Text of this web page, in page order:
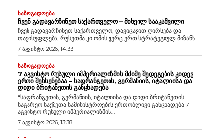
ᲡᲐᲖᲝᲒᲐᲓᲝᲔᲑᲐ
ᲩᲕᲔᲜ ᲒᲐᲓᲐᲕᲐᲠᲩᲘᲜᲔᲗ ᲡᲐᲥᲐᲠᲗᲕᲔᲚᲝ – ᲛᲘᲮᲔᲘᲚ ᲡᲐᲐᲙᲐᲨᲕᲘᲚᲘ
ჩვენ გადავარჩინეთ საქართველო, დავიცავით ღირსება და
თავისუფლება, რუსეთმა კი ომის ვერც ერთ სტრატეგიულ მიზანს...
7 აგვისტო 2026, 14:33
ᲡᲐᲖᲝᲒᲐᲓᲝᲔᲑᲐ
7 ᲐᲒᲕᲘᲡᲢᲝ ᲠᲣᲡᲣᲚᲘ ᲘᲛᲞᲔᲠᲘᲐᲚᲘᲖᲛᲘᲡ ᲛᲫᲘᲛᲔ ᲨᲔᲓᲔᲒᲔᲑᲘᲡ ᲙᲘᲓᲔᲕ
ᲔᲠᲗᲘ ᲨᲔᲮᲡᲔᲜᲔᲑᲐᲐ – ᲡᲐᲤᲠᲐᲜᲒᲔᲗᲘᲡ, ᲒᲔᲠᲛᲐᲜᲘᲘᲡ, ᲘᲢᲐᲚᲘᲘᲡᲐ ᲓᲐ
ᲓᲘᲓᲘ ᲑᲠᲘᲢᲐᲜᲔᲗᲘᲡ ᲒᲐᲜᲪᲮᲐᲓᲔᲑᲐ
“საფრანგეთის, გერმანიის, იტალიისა და დიდი ბრიტანეთის
საგარეო საქმეთა სამინისტროების ერთობლივი განცხადება 7
აგვისტო რუსული იმპერიალიზმის...
7 აგვისტო 2026, 13:38